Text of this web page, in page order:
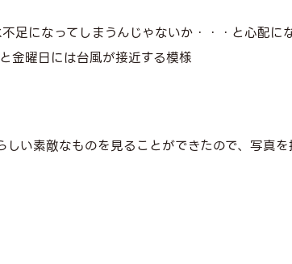
足になってしまうんじゃないか・・・と心配に
金曜日には台風が接近する模様
い素敵なものを見ることができたので、写真